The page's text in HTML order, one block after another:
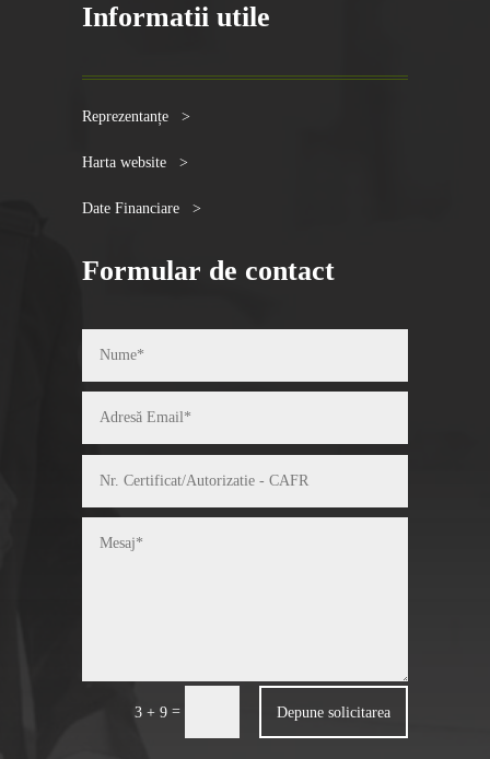
Informatii utile
Reprezentanțe >
Harta website >
Date Financiare >
Formular de contact
3 + 9 = Depune solicitarea